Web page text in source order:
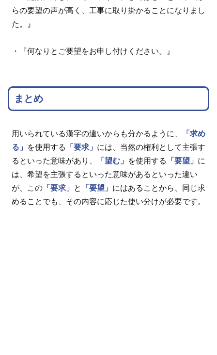
らの要望の声が高く、工事に取り掛かることになりまし
た。』
・『何なりとご要望をお申し付けください。』
まとめ
用いられている漢字の違いからも分かるように、
「求め
る」
を使用する 「要求」 には、当然の権利として主張す
るといった意味があり、
「望む」 を使用する 「要望」 に
は、希望を主張するといった意味があるといった違い
が、この 「要求」 と 「要望」 にはあることから、同じ求
めることでも、その内容に応じた使い分けが必要です。